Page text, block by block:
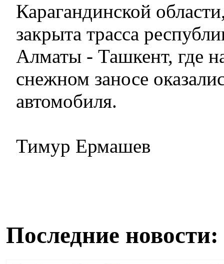
Карагандинской
закрыта трасса
Алматы - Ташкент, где
снежном заносе
автомобиля.
Тимур Ермашев
Последние новости: